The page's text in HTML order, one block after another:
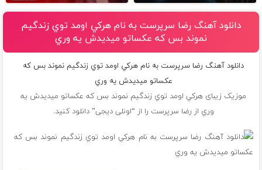
دانلود آهنگ رضا سرپرست به نام هركي اومد توي زندگيم
نموند بس كه عكساتو ميديدش يه وري
دانلود آهنگ رضا سرپرست به نام هركي اومد توي زندگيم نموند بس كه
عكساتو ميديدش يه وري
موزیک زیبای هركي اومد توي زندگيم نموند بس كه عكساتو ميديدش يه
وري از رضا سرپرست را از “اونلی دیجی” دانلود کنید.